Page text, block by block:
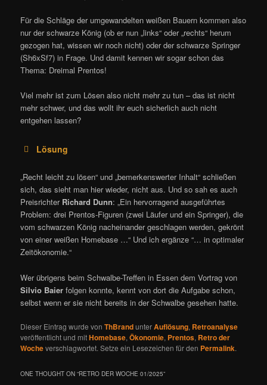
Für die Schläge der umgewandelten weißen Bauern kommen also
nur der schwarze König (ob er nun „links“ oder „rechts“ herum
gezogen hat, wissen wir noch nicht) oder der schwarze Springer
(Sh6xSf7) in Frage. Und damit kennen wir sogar schon das
Thema: Dreimal Prentos!
Viel mehr ist zum Lösen also nicht mehr zu tun – das ist nicht
mehr schwer, und das wollt ihr euch sicherlich auch nicht
entgehen lassen?
Lösung
„Recht leicht zu lösen“ und „bemerkenswerter Inhalt“ schließen
sich, das sieht man hier wieder, nicht aus. Und so sah es auch
Preisrichter Richard Dunn: „Ein hervorragend ausgeführtes
Problem: drei Prentos-Figuren (zwei Läufer und ein Springer), die
vom schwarzen König nacheinander geschlagen werden, gekrönt
von einer weißen Homebase …“ Und ich ergänze “… in optimaler
Zeitökonomie.“
Wer übrigens beim Schwalbe-Treffen in Essen dem Vortrag von
Silvio Baier folgen konnte, kennt von dort die Aufgabe schon,
selbst wenn er sie nicht bereits in der Schwalbe gesehen hatte.
Dieser Eintrag wurde vonThBrandunterAuflösung, Retroanalyse
veröffentlicht und mitHomebase,Ökonomie, Prentos, Retro der
Wocheverschlagwortet. Setze ein Lesezeichen für den Permalink.
ONE THOUGHT ON “RETRO DER WOCHE 01/2025”